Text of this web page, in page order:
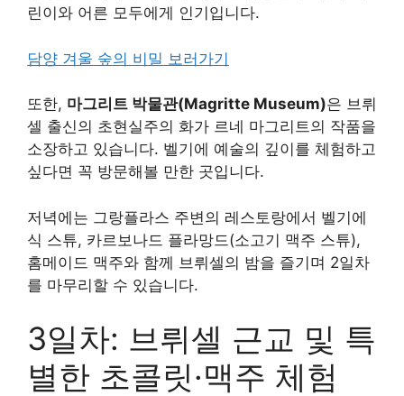
린이와 어른 모두에게 인기입니다.
담양 겨울 숲의 비밀 보러가기
또한, 마그리트 박물관(Magritte Museum)은 브뤼
셀 출신의 초현실주의 화가 르네 마그리트의 작품을
소장하고 있습니다. 벨기에 예술의 깊이를 체험하고
싶다면 꼭 방문해볼 만한 곳입니다.
저녁에는 그랑플라스 주변의 레스토랑에서 벨기에
식 스튜, 카르보나드 플라망드(소고기 맥주 스튜),
홈메이드 맥주와 함께 브뤼셀의 밤을 즐기며 2일차
를 마무리할 수 있습니다.
3일차: 브뤼셀 근교 및 특
별한 초콜릿·맥주 체험